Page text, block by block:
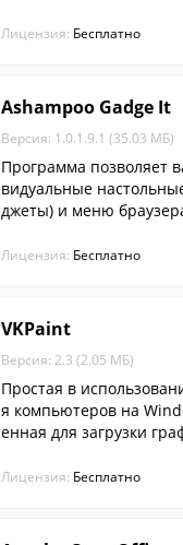
Лицензия: Бесплатно
Ashampoo Gadge It
Версия: 1.0.1.9.1 (35.03 МБ)
Программа позволяет
видуальные
джеты) и меню
Лицензия: Бесплатно
VKPaint
Версия: 2.3 (2.05 МБ)
Простая в
я компьютеров на
енная для загрузки
Лицензия: Бесплатно